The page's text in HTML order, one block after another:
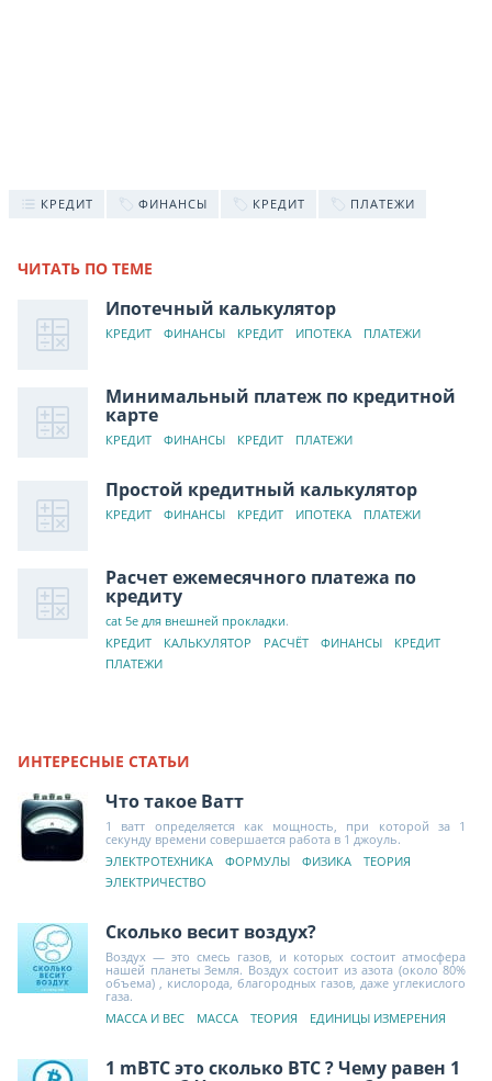
КРЕДИТ ФИНАНСЫ КРЕДИТ ПЛАТЕЖИ
ЧИТАТЬ ПО ТЕМЕ
Ипотечный калькулятор
КРЕДИТ ФИНАНСЫ КРЕДИТ ИПОТЕКА ПЛАТЕЖИ
Минимальный платеж по кредитной
карте
КРЕДИТ ФИНАНСЫ КРЕДИТ ПЛАТЕЖИ
Простой кредитный калькулятор
КРЕДИТ ФИНАНСЫ КРЕДИТ ИПОТЕКА ПЛАТЕЖИ
Расчет ежемесячного платежа по
кредиту
cat 5e для внешней прокладки.
КРЕДИТ
КАЛЬКУЛЯТОР РАСЧЁТ ФИНАНСЫ
КРЕДИТ
ПЛАТЕЖИ
ИНТЕРЕСНЫЕ СТАТЬИ
Что такое Ватт
1 ватт определяется как мощность, при которой за 1
секунду времени совершается работа в 1 джоуль.
ЭЛЕКТРОТЕХНИКА
ФОРМУЛЫ ФИЗИКА
ТЕОРИЯ
ЭЛЕКТРИЧЕСТВО
Сколько весит воздух?
Воздух — это смесь газов, и которых состоит атмосфера
нашей планеты Земля. Воздух состоит из азота (около 80%
объема) , кислорода, благородных газов, даже углекислого
газа.
МАССА И ВЕС
МАССА ТЕОРИЯ ЕДИНИЦЫ ИЗМЕРЕНИЯ
1 mBTC это сколько BTC ? Чему равен 1